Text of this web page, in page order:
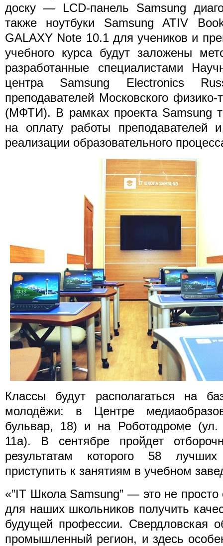
доску — LCD-панель Samsung
также ноутбуки Samsung ATIV
GALAXY Note 10.1 для учеников и
учебного курса будут заложены
разработанные специалистами
центра Samsung Electronics
преподавателей Московского физико-
(МФТИ). В рамках проекта Samsung
на оплату работы преподавателей
реализации образовательного
Классы будут располагаться на
молодёжи: в Центре
бульвар, 18) и на Роботодроме (ул.
11а). В сентябре пройдет
результатам которого 58
приступить к занятиям в учебном
«”IT Школа Samsung” — это не просто
для наших школьников получить
будущей профессии. Свердловская
промышленный регион, и здесь